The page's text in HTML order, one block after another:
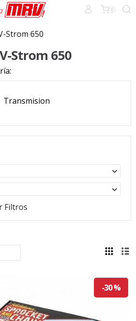
0
Strom 650
Strom 650
Transmision
Filtros
-30 %